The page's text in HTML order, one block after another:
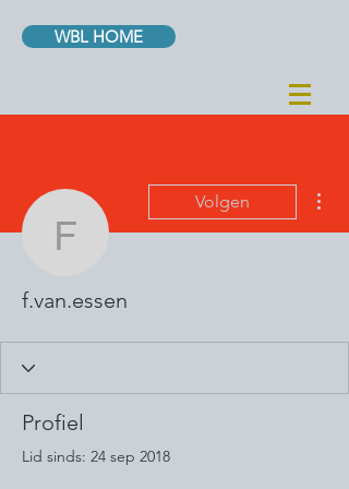
WBL HOME
Volgen
f.van.essen
Profiel
Lid sinds: 24 sep 2018